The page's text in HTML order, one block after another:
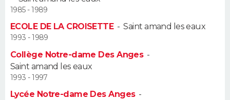
VOYAGE
GUIDES D'ACHAT
BONS PLANS
1985 - 1989
ECOLE DE LA CROISETTE-Saint amand les eaux
1993 - 1989
Collège Notre-dame Des Anges-
Saint amand les eaux
1993 - 1997
Lycée Notre-dame Des Anges-